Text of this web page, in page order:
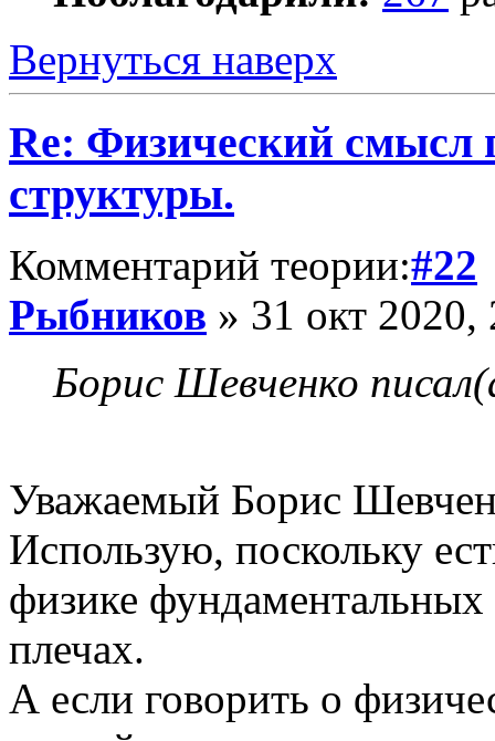
Вернуться наверх
Re: Физический смысл
структуры.
Комментарий теории:#22
Рыбников » 31 окт 2020,
Борис Шевченко
Уважаемый Борис
Использую, поскольку
физике фундаментальных
плечах.
А если говорить о